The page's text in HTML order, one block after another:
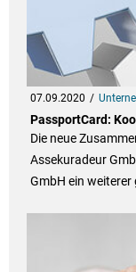
07.09.2020
PassportCard:
Die neue
Assekuradeur
GmbH ein